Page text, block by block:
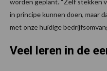
worden geplant. “Zelf stekken
in principe kunnen doen, maar
met onze huidige
Veel leren in de